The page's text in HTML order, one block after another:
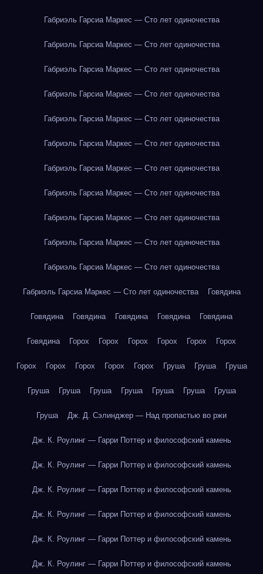
Габриэль Гарсиа Маркес — Сто лет одиночества
Габриэль Гарсиа Маркес — Сто лет одиночества
Габриэль Гарсиа Маркес — Сто лет одиночества
Габриэль Гарсиа Маркес — Сто лет одиночества
Габриэль Гарсиа Маркес — Сто лет одиночества
Габриэль Гарсиа Маркес — Сто лет одиночества
Габриэль Гарсиа Маркес — Сто лет одиночества
Габриэль Гарсиа Маркес — Сто лет одиночества
Габриэль Гарсиа Маркес — Сто лет одиночества
Габриэль Гарсиа Маркес — Сто лет одиночества
Габриэль Гарсиа Маркес — Сто лет одиночества
Габриэль Гарсиа Маркес — Сто лет одиночества Говядина
Говядина Говядина Говядина Говядина Говядина
Говядина Горох Горох Горох Горох Горох Горох
Горох Горох Горох Горох Горох Груша Груша Груша
Груша Груша Груша Груша Груша Груша Груша
Груша Дж. Д. Сэлинджер — Над пропастью во ржи
Дж. К. Роулинг — Гарри Поттер и философский камень
Дж. К. Роулинг — Гарри Поттер и философский камень
Дж. К. Роулинг — Гарри Поттер и философский камень
Дж. К. Роулинг — Гарри Поттер и философский камень
Дж. К. Роулинг — Гарри Поттер и философский камень
Дж. К. Роулинг — Гарри Поттер и философский камень